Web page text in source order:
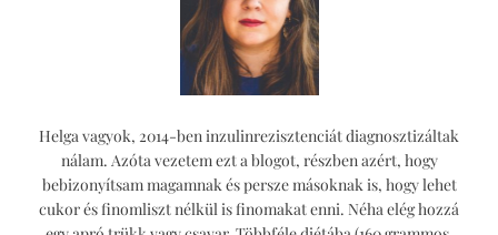
Helga vagyok, 2014-ben inzulinrezisztenciát diagnosztizáltak
nálam. Azóta vezetem ezt a blogot, részben azért, hogy
bebizonyítsam magamnak és persze másoknak is, hogy lehet
cukor és finomliszt nélkül is finomakat enni. Néha elég hozzá